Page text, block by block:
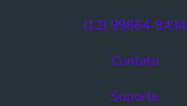
(12) 99664-9434
Contato
Suporte